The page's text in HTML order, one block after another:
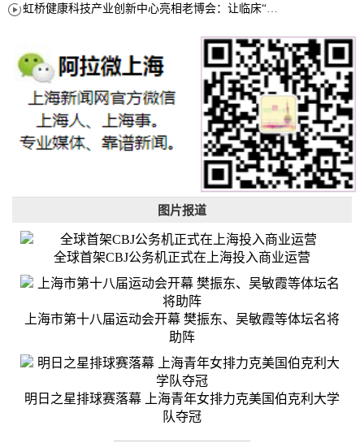
虹桥健康科技产业创新中心亮相老博会：让临床“需求”定义银发经济新生态
图片报道
全球首架CBJ公务机正式在上海投入商业运营
上海市第十八届运动会开幕 樊振东、吴敏霞等体坛名将
助阵
明日之星排球赛落幕 上海青年女排力克美国伯克利大学
队夺冠